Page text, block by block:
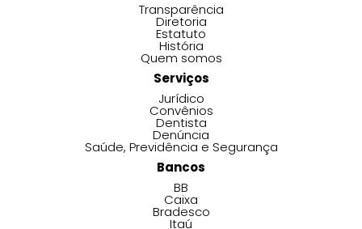
Transparência
Diretoria
Estatuto
História
Quem somos
Serviços
Jurídico
Convênios
Dentista
Denúncia
Saúde, Previdência e Segurança
Bancos
BB
Caixa
Bradesco
Itaú